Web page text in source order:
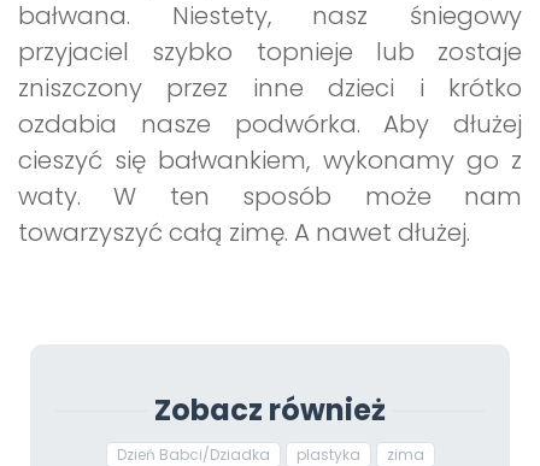
bałwana. Niestety, nasz śniegowy
przyjaciel szybko topnieje lub zostaje
zniszczony przez inne dzieci i krótko
ozdabia nasze podwórka. Aby dłużej
cieszyć się bałwankiem, wykonamy go z
waty. W ten sposób może nam
towarzyszyć całą zimę. A nawet dłużej.
Zobacz również
Dzień Babci/Dziadka plastyka
zima